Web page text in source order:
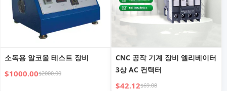
소독용 알코올 테스트 장비
$1000.00$2000.00
CNC 공작 기계 장비 엘리베이터
3상 AC 컨택터
$42.12$69.08